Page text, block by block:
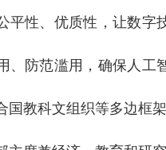
平性、优质性，让数字
、防范滥用，确保人工
国教科文组织等多边框